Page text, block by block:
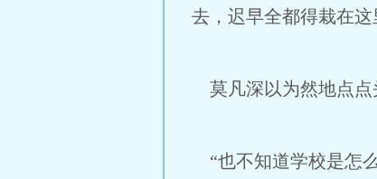
去，迟早全都得栽在这
莫凡深以为然地点点
“也不知道学校是怎